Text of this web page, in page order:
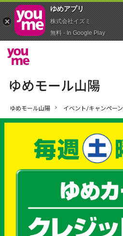
ゆめモール山陽 イベント/キャンペーン
ゆめアプ‪リ‬
株式会社イズミ
無料 - In Google Play